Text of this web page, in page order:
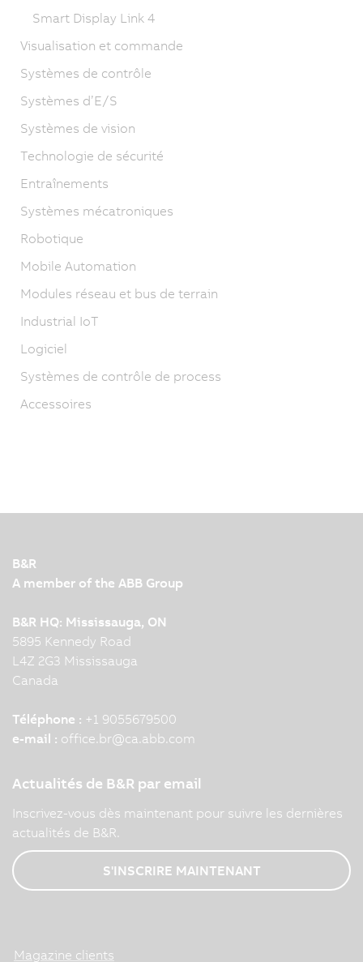
Smart Display Link 4
Visualisation et commande
Systèmes de contrôle
Systèmes d’E/S
Systèmes de vision
Technologie de sécurité
Entraînements
Systèmes mécatroniques
Robotique
Mobile Automation
Modules réseau et bus de terrain
Industrial IoT
Logiciel
Systèmes de contrôle de process
Accessoires
B&R
A member of the ABB Group
B&R HQ: Mississauga, ON
5895 Kennedy Road
L4Z 2G3 Mississauga
Canada
Téléphone : +1 9055679500
e-mail : office.br@ca.abb.com
Actualités de B&R par email
Inscrivez-vous dès maintenant pour suivre les dernières
actualités de B&R.
S'INSCRIRE MAINTENANT
Magazine clients